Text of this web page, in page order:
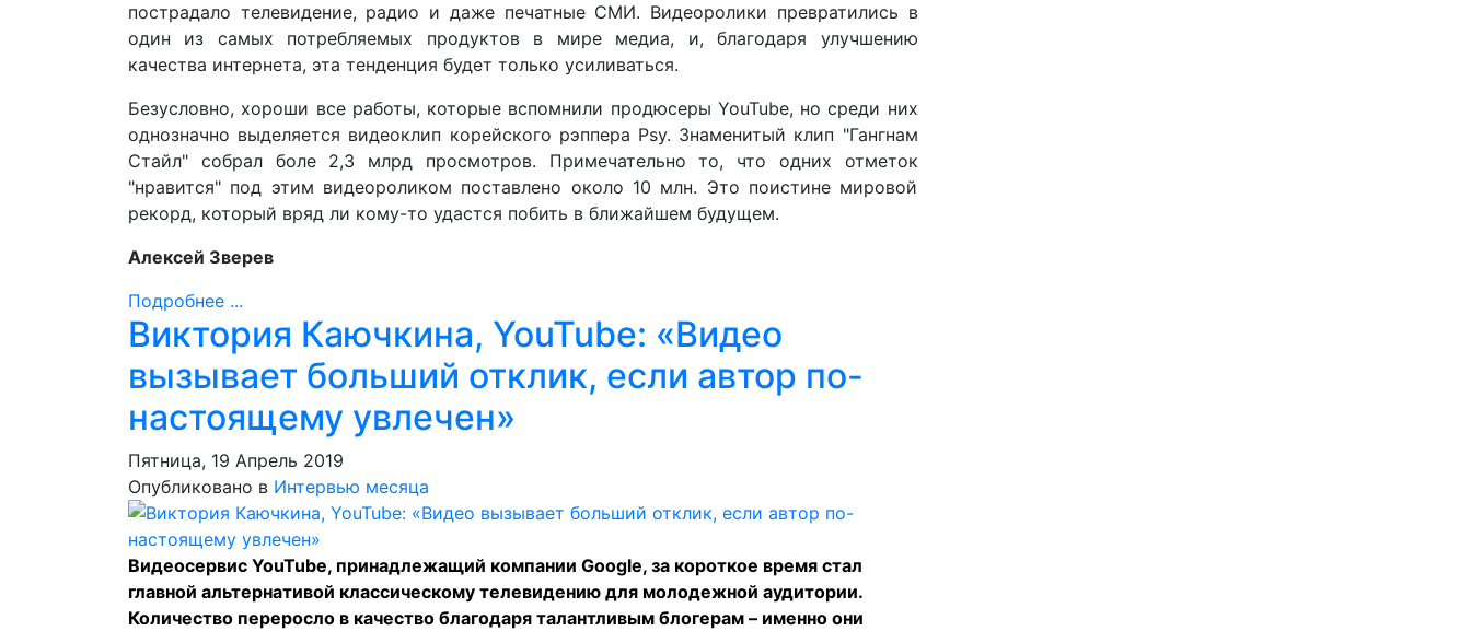
пострадало телевидение, радио и даже печатные СМИ. Видеоролики превратились в
один из самых потребляемых продуктов в мире медиа, и, благодаря улучшению
качества интернета, эта тенденция будет только усиливаться.
Безусловно, хороши все работы, которые вспомнили продюсеры YouTube, но среди них
однозначно выделяется видеоклип корейского рэппера Psy. Знаменитый клип "Гангнам
Стайл" собрал боле 2,3 млрд просмотров. Примечательно то, что одних отметок
"нравится" под этим видеороликом поставлено около 10 млн. Это поистине мировой
рекорд, который вряд ли кому-то удастся побить в ближайшем будущем.
Алексей Зверев
Подробнее ...
Виктория Каючкина, YouTube: «Видео
вызывает больший отклик, если автор по-
настоящему увлечен»
Пятница, 19 Апрель 2019
Опубликовано в Интервью месяца
Видеосервис YouTube, принадлежащий компании Google, за короткое время стал
главной альтернативой классическому телевидению для молодежной аудитории.
Количество переросло в качество благодаря талантливым блогерам – именно они